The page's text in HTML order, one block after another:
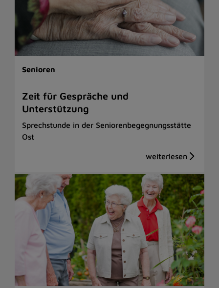
Senioren
Zeit für Gespräche und
Unterstützung
Sprechstunde in der Seniorenbegegnungsstätte
Ost